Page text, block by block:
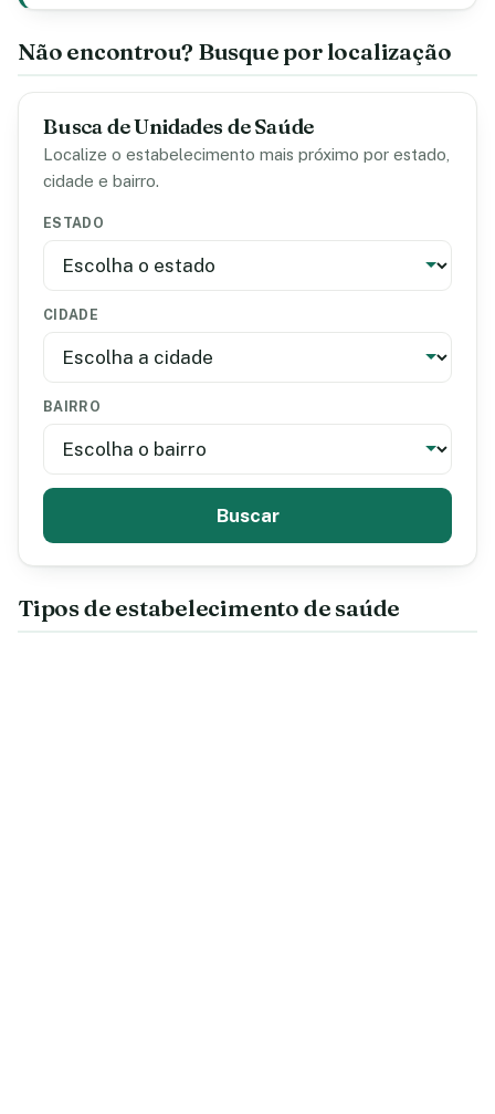
Não encontrou? Busque por localização
Busca de Unidades de Saúde
Localize o estabelecimento mais próximo por estado,
cidade e bairro.
ESTADO
CIDADE
BAIRRO
Buscar
Tipos de estabelecimento de saúde